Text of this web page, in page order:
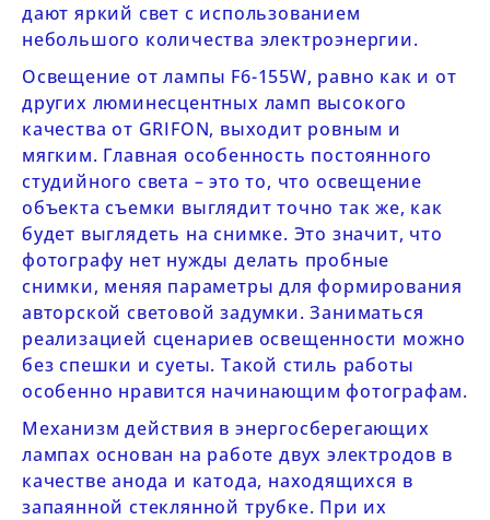
дают яркий свет с использованием
небольшого количества электроэнергии.
Освещение от лампы F6-155W, равно как и от
других люминесцентных ламп высокого
качества от GRIFON, выходит ровным и
мягким. Главная особенность постоянного
студийного света – это то, что освещение
объекта съемки выглядит точно так же, как
будет выглядеть на снимке. Это значит, что
фотографу нет нужды делать пробные
снимки, меняя параметры для формирования
авторской световой задумки. Заниматься
реализацией сценариев освещенности можно
без спешки и суеты. Такой стиль работы
особенно нравится начинающим фотографам.
Механизм действия в энергосберегающих
лампах основан на работе двух электродов в
качестве анода и катода, находящихся в
запаянной стеклянной трубке. При их